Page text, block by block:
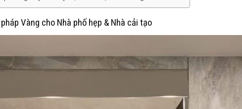
Vàng cho Nhà phố hẹp & Nhà cải tạo